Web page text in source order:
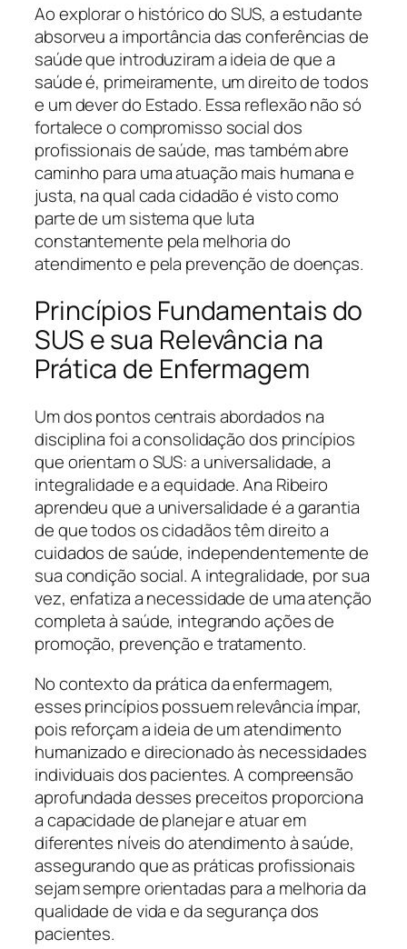
Ao explorar o histórico do SUS, a estudante
absorveu a importância das conferências de
saúde que introduziram a ideia de que a
saúde é, primeiramente, um direito de todos
e um dever do Estado. Essa reflexão não só
fortalece o compromisso social dos
profissionais de saúde, mas também abre
caminho para uma atuação mais humana e
justa, na qual cada cidadão é visto como
parte de um sistema que luta
constantemente pela melhoria do
atendimento e pela prevenção de doenças.
Princípios Fundamentais do
SUS e sua Relevância na
Prática de Enfermagem
Um dos pontos centrais abordados na
disciplina foi a consolidação dos princípios
que orientam o SUS: a universalidade, a
integralidade e a equidade. Ana Ribeiro
aprendeu que a universalidade é a garantia
de que todos os cidadãos têm direito a
cuidados de saúde, independentemente de
sua condição social. A integralidade, por sua
vez, enfatiza a necessidade de uma atenção
completa à saúde, integrando ações de
promoção, prevenção e tratamento.
No contexto da prática da enfermagem,
esses princípios possuem relevância ímpar,
pois reforçam a ideia de um atendimento
humanizado e direcionado às necessidades
individuais dos pacientes. A compreensão
aprofundada desses preceitos proporciona
a capacidade de planejar e atuar em
diferentes níveis do atendimento à saúde,
assegurando que as práticas profissionais
sejam sempre orientadas para a melhoria da
qualidade de vida e da segurança dos
pacientes.